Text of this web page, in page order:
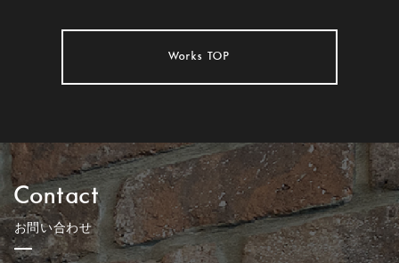
Works TOP
Contact
お問い合わせ